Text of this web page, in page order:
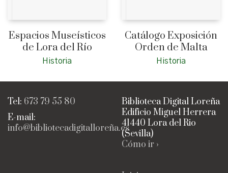
Espacios Museísticos
de Lora del Río
Historia
Catálogo Exposición
Orden de Malta
Historia
Tel: 673 79 55 80
E-mail:
info@bibliotecadigitalloreña.es
Biblioteca Digital Loreña
Edificio Miguel Herrera
41440 Lora del Rio
(Sevilla)
Cómo ir ›